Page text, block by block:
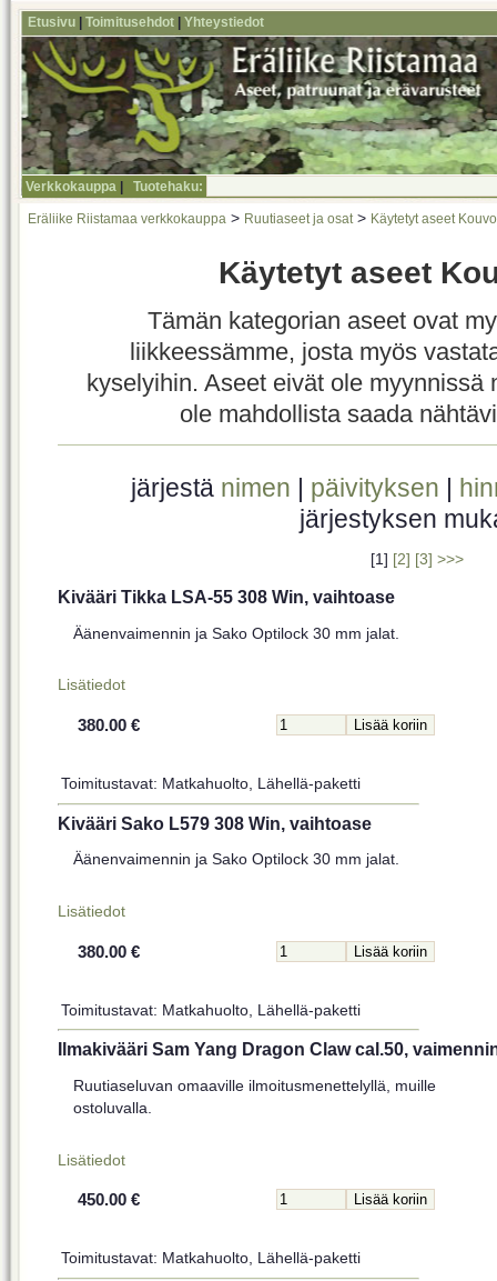
Etusivu Toimitusehdot Yhteystiedot
Verkkokauppa Tuotehaku:
Eräliike Riistamaa verkkokauppa > Ruutiaseet ja osat > Käytetyt aseet
Käytetyt aseet
Tämän kategorian aseet ovat
liikkeessämme, josta myös
kyselyihin. Aseet eivät ole myynnissä
ole mahdollista saada
järjestä nimen | päivityksen |
järjestyksen
[1] [2] [3] >>>
Kivääri Tikka LSA-55 308 Win, vaihtoase
Äänenvaimennin ja Sako Optilock 30 mm jalat.
Lisätiedot
380.00 €
Toimitustavat: Matkahuolto, Lähellä-paketti
Kivääri Sako L579 308 Win, vaihtoase
Äänenvaimennin ja Sako Optilock 30 mm jalat.
Lisätiedot
380.00 €
Toimitustavat: Matkahuolto, Lähellä-paketti
Ilmakivääri Sam Yang Dragon Claw cal.50,
Ruutiaseluvan omaaville ilmoitusmenettelyllä, muille
ostoluvalla.
Lisätiedot
450.00 €
Toimitustavat: Matkahuolto, Lähellä-paketti